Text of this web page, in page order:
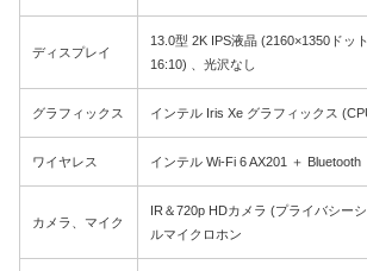
ディスプレイ
13.0型 2K IPS液晶 (2160×1350ドッ
16:10) 、光沢なし
グラフィックス インテル Iris Xe グラフィックス
ワイヤレス インテル Wi-Fi 6 AX201 ＋ Bluetooth
カメラ、マイク
IR＆720p HDカメラ (プライバシー
ルマイクロホン